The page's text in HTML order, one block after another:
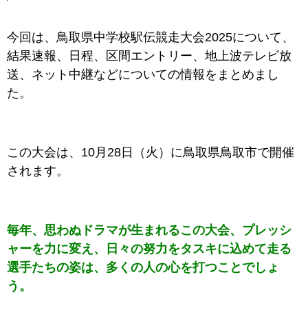
今回は、鳥取県中学校駅伝競走大会2025について、
結果速報、日程、区間エントリー、地上波テレビ放
送、ネット中継などについての情報をまとめまし
た。
この大会は、10月28日（火） に鳥取県鳥取市で開催
されます。
毎年、思わぬドラマが生まれるこの大会、プレッシ
ャーを力に変え、日々の努力をタスキに込めて走る
選手たちの姿は、多くの人の心を打つことでしょ
う。